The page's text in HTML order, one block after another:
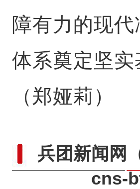
障有力的现
体系奠定坚实
（郑娅莉）
兵团新闻网
cns-